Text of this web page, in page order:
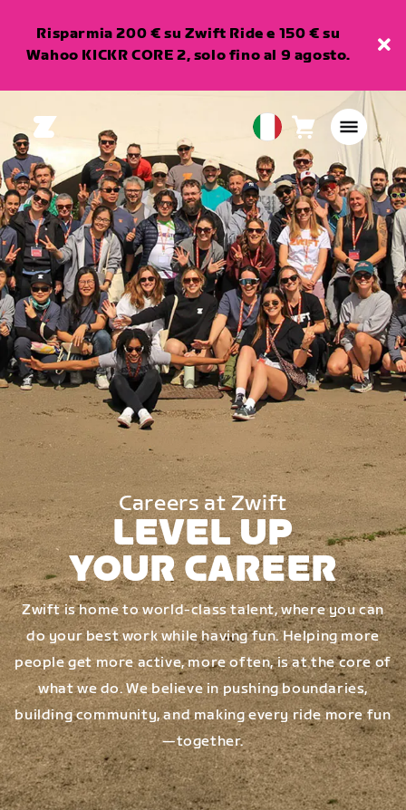
Risparmia 200 € su Zwift Ride e 150 € su
Wahoo KICKR CORE 2, solo fino al 9 agosto.
European
Union
Italiano
Carrello0
articoli
Careers at Zwift
LEVEL UP
YOUR CAREER
Zwift is home to world-class talent, where you can
do your best work while having fun. Helping more
people get more active, more often, is at the core of
what we do. We believe in pushing boundaries,
building community, and making every ride more fun
—together.